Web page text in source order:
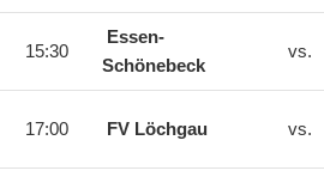
15:30
Essen-
Schönebeck
vs.
17:00 FV Löchgau vs.